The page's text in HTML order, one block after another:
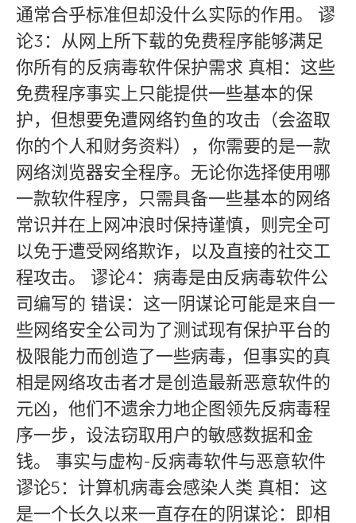
通常合乎标准但却没什么实际的作用。 谬
论3：从网上所下载的免费程序能够满足
你所有的反病毒软件保护需求 真相：这些
免费程序事实上只能提供一些基本的保
护，但想要免遭网络钓鱼的攻击（会盗取
你的个人和财务资料），你需要的是一款
网络浏览器安全程序。无论你选择使用哪
一款软件程序，只需具备一些基本的网络
常识并在上网冲浪时保持谨慎，则完全可
以免于遭受网络欺诈，以及直接的社交工
程攻击。 谬论4：病毒是由反病毒软件公
司编写的 错误：这一阴谋论可能是来自一
些网络安全公司为了测试现有保护平台的
极限能力而创造了一些病毒，但事实的真
相是网络攻击者才是创造最新恶意软件的
元凶，他们不遗余力地企图领先反病毒程
序一步，设法窃取用户的敏感数据和金
钱。 事实与虚构-反病毒软件与恶意软件
谬论5：计算机病毒会感染人类 真相：这
是一个长久以来一直存在的阴谋论：即相